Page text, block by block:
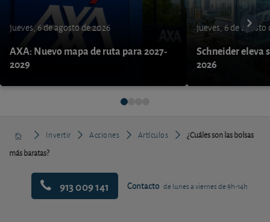
jueves, 6 de agosto de 2026
AXA: Nuevo mapa de ruta para 2027-
2029
jueves, 6 de agosto
Schneider eleva
2026
Invertir Acciones Artículos
¿Cuáles son las bolsas
más baratas?
913 009 141 Contacto de lunes a viernes de 9h-14h